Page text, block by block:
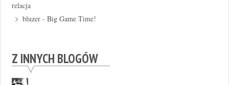
relacja
bluzer -Big Game Time!
Z INNYCH BLOGÓW